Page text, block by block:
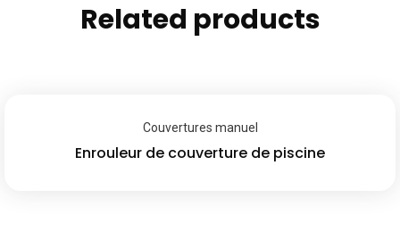
Related products
Couvertures manuel
Enrouleur de couverture de piscine